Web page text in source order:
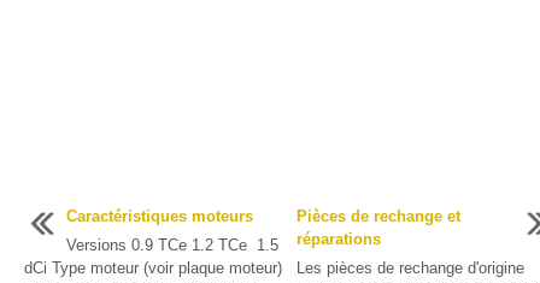
Caractéristiques moteurs
Versions 0.9 TCe 1.2 TCe 1.5
dCi Type moteur (voir plaque moteur)
Pièces de rechange et
réparations
Les pièces de rechange d'origine